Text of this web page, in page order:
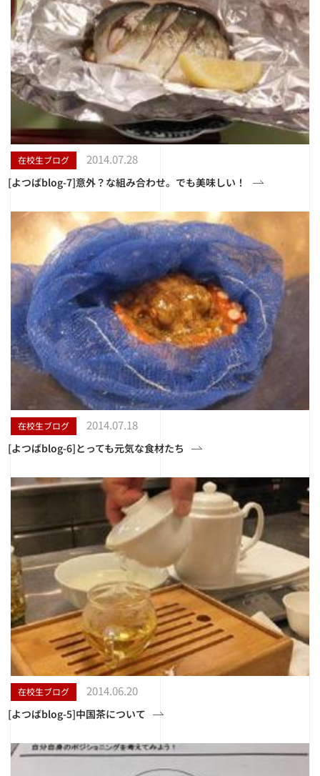
在校生ブログ 2014.07.28
[よつばblog-7]意外？な組み合わせ。でも美味しい！
在校生ブログ 2014.07.18
[よつばblog-6]とっても元気な食材たち
在校生ブログ 2014.06.20
[よつばblog-5]中国茶について